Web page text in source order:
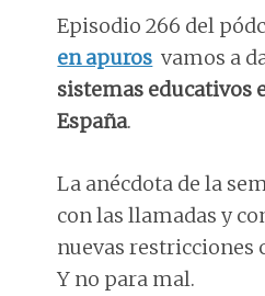
Episodio 266 del
en apuros vamos a
sistemas educativos
España.
La anécdota de la
con las llamadas y
nuevas restricciones
Y no para mal.